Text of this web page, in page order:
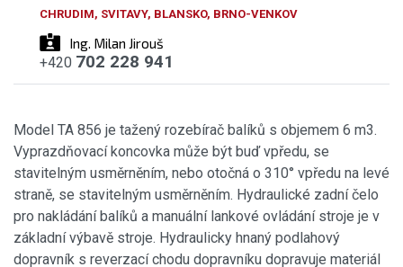
Ing. Milan Jirouš
CHRUDIM, SVITAVY, BLANSKO, BRNO-VENKOV
+420 702 228 941
Model TA 856 je tažený rozebírač balíků s objemem 6 m3.
Vyprazdňovací koncovka může být buď vpředu, se
stavitelným usměrněním, nebo otočná o 310° vpředu na levé
straně, se stavitelným usměrněním. Hydraulické zadní čelo
pro nakládání balíků a manuální lankové ovládání stroje je v
základní výbavě stroje. Hydraulicky hnaný podlahový
dopravník s reverzací chodu dopravníku dopravuje materiál